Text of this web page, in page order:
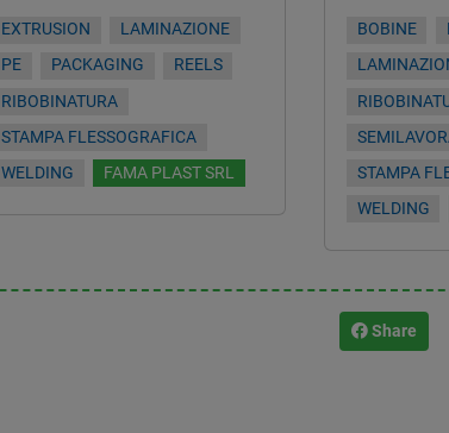
EXTRUSION
LAMINAZIONE
PE
PACKAGING
REELS
RIBOBINATURA
STAMPA FLESSOGRAFICA
WELDING
FAMA PLAST SRL
BOBINE
STAMPA
WELDING
Share